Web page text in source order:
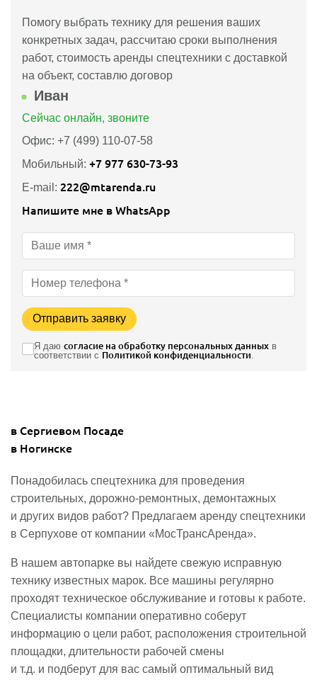
Помогу выбрать технику для решения ваших
конкретных задач, рассчитаю сроки выполнения
работ, стоимость аренды спецтехники с доставкой
на объект, составлю договор
Иван
Сейчас онлайн, звоните
Офис: +7 (499) 110-07-58
Мобильный: +7 977 630-73-93
E-mail: 222@mtarenda.ru
Напишите мне в WhatsApp
Отправить заявку
Я даю согласие на обработку персональных данных в
соответствии с Политикой конфиденциальности.
в Сергиевом Посаде
в Ногинске
Понадобилась спецтехника для проведения
строительных, дорожно-ремонтных, демонтажных
и других видов работ? Предлагаем аренду спецтехники
в Серпухове от компании «МосТрансАренда».
В нашем автопарке вы найдете свежую исправную
технику известных марок. Все машины регулярно
проходят техническое обслуживание и готовы к работе.
Специалисты компании оперативно соберут
информацию о цели работ, расположения строительной
площадки, длительности рабочей смены
и т.д. и подберут для вас самый оптимальный вид